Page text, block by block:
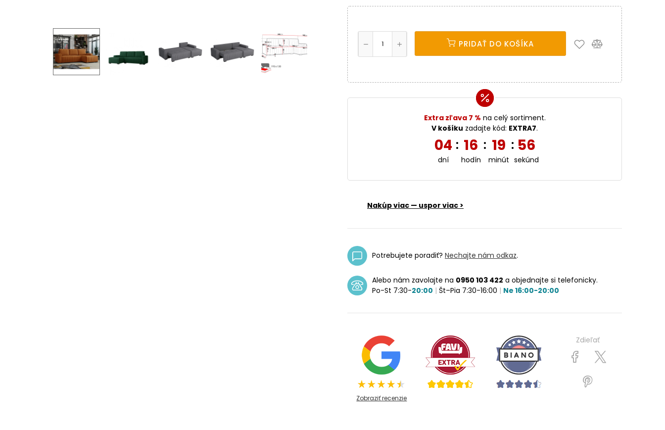
PRIDAŤ DO KOŠÍKA
Extra zľava 7 % na celý sortiment.
V košíku zadajte kód: EXTRA7.
04
dní
: 16
hodín
: 19
minút
: 55
sekúnd
Nakúp viac — uspor viac >
Potrebujete poradiť? Nechajte nám odkaz.
Alebo nám zavolajte na 0950 103 422 a objednajte si telefonicky.
Po-St 7:30-20:00 | Št–Pia 7:30-16:00 | Ne 16:00-20:00
Zobraziť recenzie
Zdieľať